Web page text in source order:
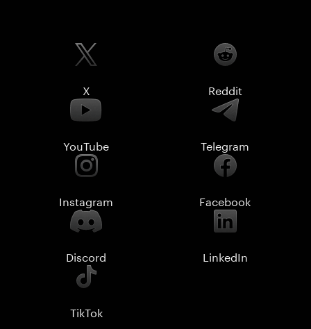
X Reddit
YouTube Telegram
Instagram Facebook
Discord LinkedIn
TikTok